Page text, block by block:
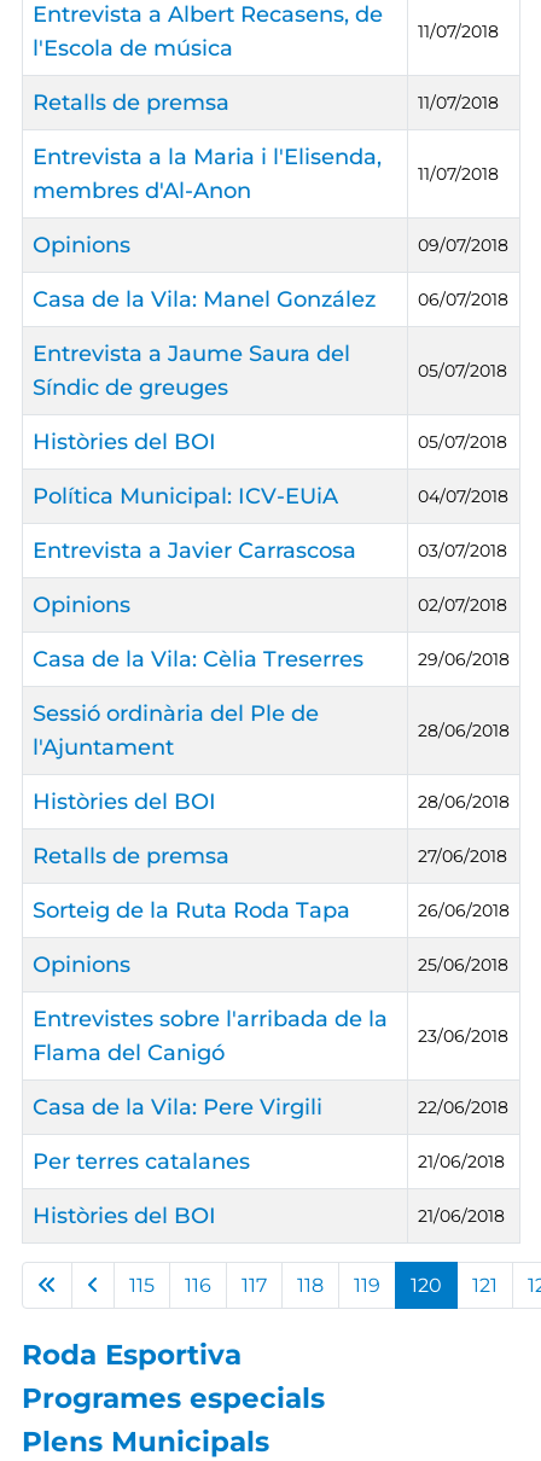
Articles
Entrevista a Albert Recasens, de
l'Escola de música
11/07/2018
Retalls de premsa 11/07/2018
Entrevista a la Maria i l'Elisenda,
membres d'Al-Anon
11/07/2018
Opinions 09/07/2018
Casa de la Vila: Manel González 06/07/2018
Entrevista a Jaume Saura del
Síndic de greuges
05/07/2018
Històries del BOI 05/07/2018
Política Municipal: ICV-EUiA 04/07/2018
Entrevista a Javier Carrascosa 03/07/2018
Opinions 02/07/2018
Casa de la Vila: Cèlia Treserres 29/06/2018
Sessió ordinària del Ple de
l'Ajuntament
28/06/2018
Històries del BOI 28/06/2018
Retalls de premsa 27/06/2018
Sorteig de la Ruta Roda Tapa 26/06/2018
Opinions 25/06/2018
Entrevistes sobre l'arribada de la
Flama del Canigó
23/06/2018
Casa de la Vila: Pere Virgili 22/06/2018
Per terres catalanes 21/06/2018
Històries del BOI 21/06/2018
115 116 117 118 119 120 121
Roda Esportiva
Programes especials
Plens Municipals